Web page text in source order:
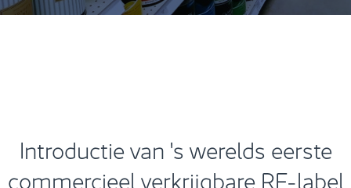
Introductie van 's werelds eerste
commercieel verkrijgbare RF-label